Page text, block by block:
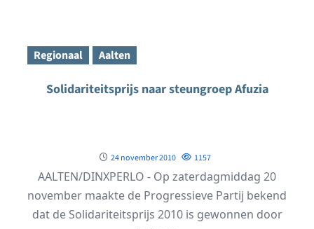
Regionaal Aalten
Solidariteitsprijs naar steungroep Afuzia
24 november 2010 1157
AALTEN/DINXPERLO - Op zaterdagmiddag 20
november maakte de Progressieve Partij bekend
dat de Solidariteitsprijs 2010 is gewonnen door